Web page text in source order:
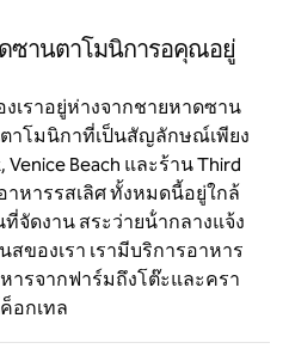
ซานตาโมนิการอคุณอยู่
เราอยู่ห่างจากชายหาดซาน
าโมนิกาที่เป็นสัญลักษณ์เพียง
Beach และร้าน Third
าหารรสเลิศ ทั้งหมดนี้อยู่ใกล้
จัดงาน สระว่ายน้ํากลางแจ้ง
ของเรา เรามีบริการอาหาร
ารจากฟาร์มถึงโต๊ะและครา
อกเทล